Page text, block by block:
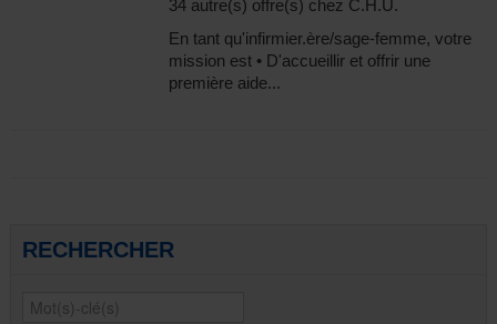
34 autre(s) offre(s) chez C.H.U.
En tant qu'infirmier.ère/sage-femme, votre
mission est • D'accueillir et offrir une
première aide...
RECHERCHER